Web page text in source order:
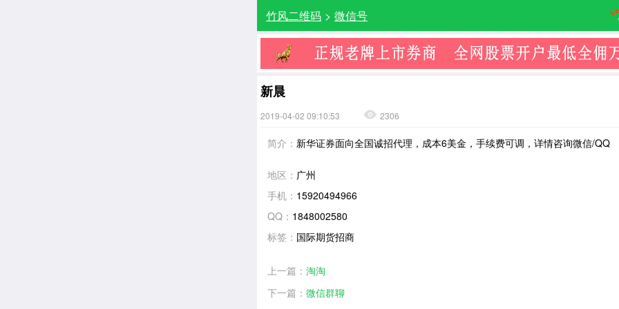
竹风二维码 > 微信号
新晨
2019-04-02 09:10:53 2306
简介： 新华证券面向全国诚招代理，成本6美金，手续费可调，详情咨询微信/QQ
地区： 广州
手机： 15920494966
QQ： 1848002580
标签： 国际期货招商
上一篇： 淘淘
下一篇： 微信群聊